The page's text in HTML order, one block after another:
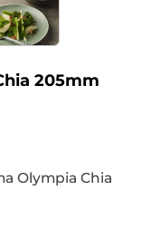
205mm
Olympia Chia